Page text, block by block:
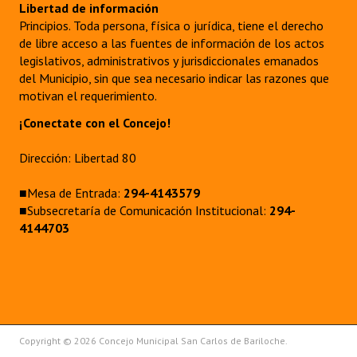
INSTITUCIONAL
Antiguos Pobladores
Noticias Destacadas
Audiencias Públicas - Registro
Banca del Vecino - Registro
Libertad de información
Principios. Toda persona, física o jurídica, tiene el derecho
de libre acceso a las fuentes de información de los actos
legislativos, administrativos y jurisdiccionales emanados
del Municipio, sin que sea necesario indicar las razones que
motivan el requerimiento.
¡Conectate con el Concejo!
Dirección: Libertad 80
■Mesa de Entrada: 294-4143579
■Subsecretaría de Comunicación Institucional: 294-
4144703
Copyright © 2026 Concejo Municipal San Carlos de Bariloche.